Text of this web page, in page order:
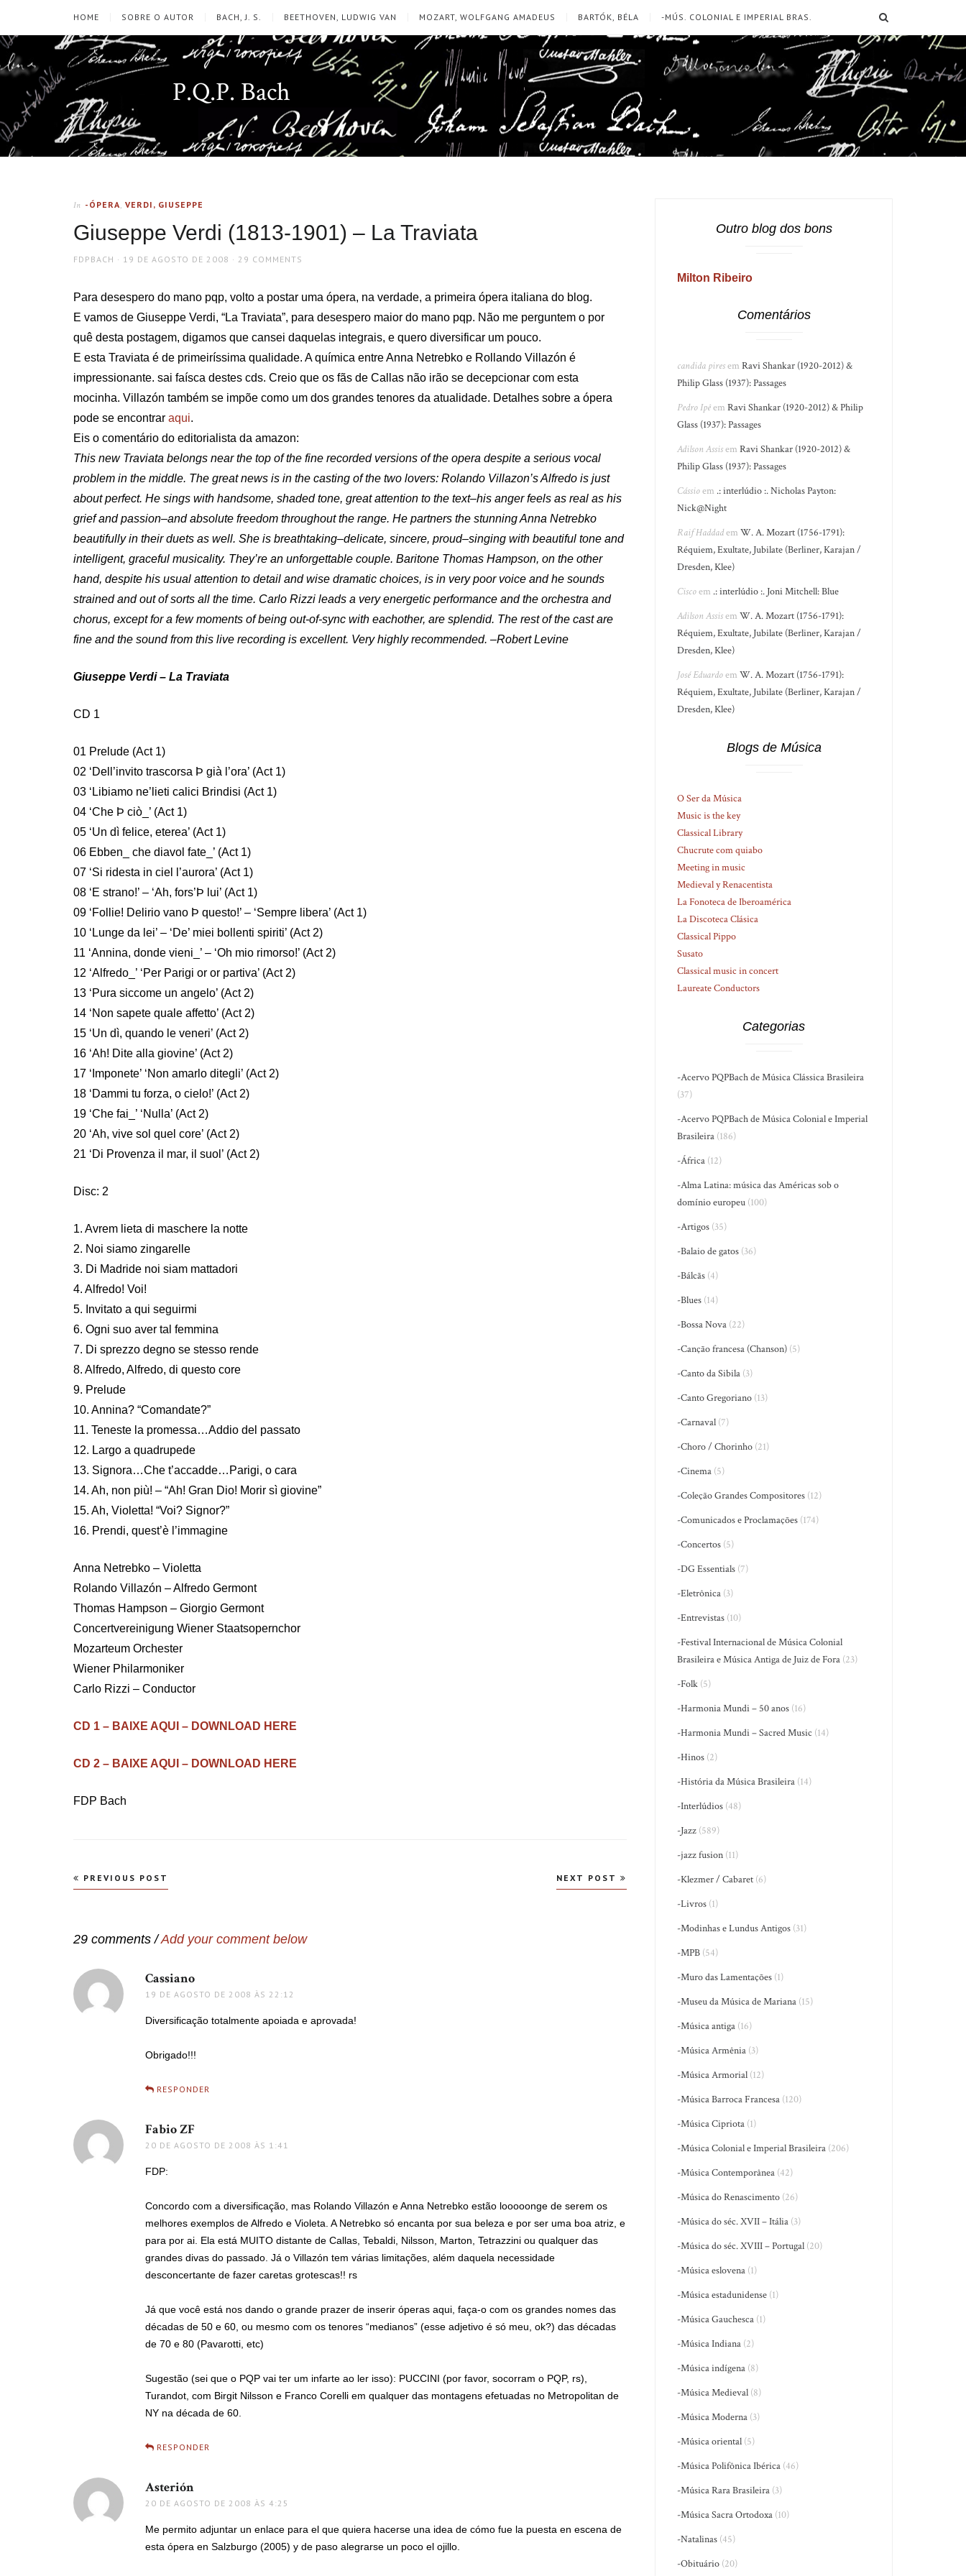
HOME SOBRE O AUTOR BACH, J. S. BEETHOVEN, LUDWIG VAN MOZART, WOLFGANG AMADEUS BARTÓK, BÉLA -MÚS. COLONIAL E IMPERIAL BRAS.
P.Q.P. Bach
In -ÓPERA, VERDI, GIUSEPPE
Giuseppe Verdi (1813-1901) – La Traviata
AUTHOR
FDPBACH
POSTED
19 DE AGOSTO DE 2008 29 COMMENTS
Para desespero do mano pqp, volto a postar uma ópera, na verdade, a primeira ópera italiana do blog.
E vamos de Giuseppe Verdi, “La Traviata”, para desespero maior do mano pqp. Não me perguntem o por
quê desta postagem, digamos que cansei daquelas integrais, e quero diversificar um pouco.
E esta Traviata é de primeiríssima qualidade. A química entre Anna Netrebko e Rollando Villazón é
impressionante. sai faísca destes cds. Creio que os fãs de Callas não irão se decepcionar com esta
mocinha. Villazón também se impõe como um dos grandes tenores da atualidade. Detalhes sobre a ópera
pode se encontrar aqui.
Eis o comentário do editorialista da amazon:
This new Traviata belongs near the top of the fine recorded versions of the opera despite a serious vocal
problem in the middle. The great news is in the casting of the two lovers: Rolando Villazon’s Alfredo is just
about perfect. He sings with handsome, shaded tone, great attention to the text–his anger feels as real as his
grief and passion–and absolute freedom throughout the range. He partners the stunning Anna Netrebko
beautifully in their duets as well. She is breathtaking–delicate, sincere, proud–singing with beautiful tone and
intelligent, graceful musicality. They’re an unforgettable couple. Baritone Thomas Hampson, on the other
hand, despite his usual attention to detail and wise dramatic choices, is in very poor voice and he sounds
strained and out of sorts all the time. Carlo Rizzi leads a very energetic performance and the orchestra and
chorus, except for a few moments of being out-of-sync with eachother, are splendid. The rest of the cast are
fine and the sound from this live recording is excellent. Very highly recommended. –Robert Levine
Giuseppe Verdi – La Traviata
CD 1
01 Prelude (Act 1)
02 ‘Dell’invito trascorsa Þ già l’ora’ (Act 1)
03 ‘Libiamo ne’lieti calici Brindisi (Act 1)
04 ‘Che Þ ciò_’ (Act 1)
05 ‘Un dì felice, eterea’ (Act 1)
06 Ebben_ che diavol fate_’ (Act 1)
07 ‘Si ridesta in ciel l’aurora’ (Act 1)
08 ‘E strano!’ – ‘Ah, fors’Þ lui’ (Act 1)
09 ‘Follie! Delirio vano Þ questo!’ – ‘Sempre libera’ (Act 1)
10 ‘Lunge da lei’ – ‘De’ miei bollenti spiriti’ (Act 2)
11 ‘Annina, donde vieni_’ – ‘Oh mio rimorso!’ (Act 2)
12 ‘Alfredo_’ ‘Per Parigi or or partiva’ (Act 2)
13 ‘Pura siccome un angelo’ (Act 2)
14 ‘Non sapete quale affetto’ (Act 2)
15 ‘Un dì, quando le veneri’ (Act 2)
16 ‘Ah! Dite alla giovine’ (Act 2)
17 ‘Imponete’ ‘Non amarlo ditegli’ (Act 2)
18 ‘Dammi tu forza, o cielo!’ (Act 2)
19 ‘Che fai_’ ‘Nulla’ (Act 2)
20 ‘Ah, vive sol quel core’ (Act 2)
21 ‘Di Provenza il mar, il suol’ (Act 2)
Disc: 2
1. Avrem lieta di maschere la notte
2. Noi siamo zingarelle
3. Di Madride noi siam mattadori
4. Alfredo! Voi!
5. Invitato a qui seguirmi
6. Ogni suo aver tal femmina
7. Di sprezzo degno se stesso rende
8. Alfredo, Alfredo, di questo core
9. Prelude
10. Annina? “Comandate?”
11. Teneste la promessa…Addio del passato
12. Largo a quadrupede
13. Signora…Che t’accadde…Parigi, o cara
14. Ah, non più! – “Ah! Gran Dio! Morir sì giovine”
15. Ah, Violetta! “Voi? Signor?”
16. Prendi, quest’è l’immagine
Anna Netrebko – Violetta
Rolando Villazón – Alfredo Germont
Thomas Hampson – Giorgio Germont
Concertvereinigung Wiener Staatsopernchor
Mozarteum Orchester
Wiener Philarmoniker
Carlo Rizzi – Conductor
CD 1 – BAIXE AQUI – DOWNLOAD HERE
CD 2 – BAIXE AQUI – DOWNLOAD HERE
FDP Bach
Navegação
PREVIOUS POST NEXT POST
29 comments /Add your comment below
Cassiano
19 DE AGOSTO DE 2008 ÀS 22:12
Diversificação totalmente apoiada e aprovada!
Obrigado!!!
RESPONDER
Fabio ZF
20 DE AGOSTO DE 2008 ÀS 1:41
FDP:
Concordo com a diversificação, mas Rolando Villazón e Anna Netrebko estão looooonge de serem os
melhores exemplos de Alfredo e Violeta. A Netrebko só encanta por sua beleza e por ser uma boa atriz, e
para por ai. Ela está MUITO distante de Callas, Tebaldi, Nilsson, Marton, Tetrazzini ou qualquer das
grandes divas do passado. Já o Villazón tem várias limitações, além daquela necessidade
desconcertante de fazer caretas grotescas!! rs
Já que você está nos dando o grande prazer de inserir óperas aqui, faça-o com os grandes nomes das
décadas de 50 e 60, ou mesmo com os tenores “medianos” (esse adjetivo é só meu, ok?) das décadas
de 70 e 80 (Pavarotti, etc)
Sugestão (sei que o PQP vai ter um infarte ao ler isso): PUCCINI (por favor, socorram o PQP, rs),
Turandot, com Birgit Nilsson e Franco Corelli em qualquer das montagens efetuadas no Metropolitan de
NY na década de 60.
RESPONDER
Asterión
20 DE AGOSTO DE 2008 ÀS 4:25
Me permito adjuntar un enlace para el que quiera hacerse una idea de cómo fue la puesta en escena de
esta ópera en Salzburgo (2005) y de paso alegrarse un poco el ojillo.
Outro blog dos bons
Milton Ribeiro
Comentários
candida piresemRavi Shankar (1920-2012) &
Philip Glass (1937): Passages
Pedro IpêemRavi Shankar (1920-2012) & Philip
Glass (1937): Passages
Adilson AssisemRavi Shankar (1920-2012) &
Philip Glass (1937): Passages
Cássioem .: interlúdio :. Nicholas Payton:
Nick@Night
Raif HaddademW. A. Mozart (1756-1791):
Réquiem, Exultate, Jubilate (Berliner, Karajan /
Dresden, Klee)
Ciscoem .: interlúdio :. Joni Mitchell: Blue
Adilson AssisemW. A. Mozart (1756-1791):
Réquiem, Exultate, Jubilate (Berliner, Karajan /
Dresden, Klee)
José EduardoemW. A. Mozart (1756-1791):
Réquiem, Exultate, Jubilate (Berliner, Karajan /
Dresden, Klee)
Blogs de Música
O Ser da Música
Music is the key
Classical Library
Chucrute com quiabo
Meeting in music
Medieval y Renacentista
La Fonoteca de Iberoamérica
La Discoteca Clásica
Classical Pippo
Susato
Classical music in concert
Laureate Conductors
Categorias
-Acervo PQPBach de Música Clássica Brasileira
(37)
-Acervo PQPBach de Música Colonial e Imperial
Brasileira (186)
-África (12)
-Alma Latina: música das Américas sob o
domínio europeu (100)
-Artigos (35)
-Balaio de gatos (36)
-Bálcãs (4)
-Blues (14)
-Bossa Nova (22)
-Canção francesa (Chanson) (5)
-Canto da Sibila (3)
-Canto Gregoriano (13)
-Carnaval (7)
-Choro / Chorinho (21)
-Cinema (5)
-Coleção Grandes Compositores (12)
-Comunicados e Proclamações (174)
-Concertos (5)
-DG Essentials (7)
-Eletrônica (3)
-Entrevistas (10)
-Festival Internacional de Música Colonial
Brasileira e Música Antiga de Juiz de Fora (23)
-Folk (5)
-Harmonia Mundi – 50 anos (16)
-Harmonia Mundi – Sacred Music (14)
-Hinos (2)
-História da Música Brasileira (14)
-Interlúdios (48)
-Jazz (589)
-jazz fusion (11)
-Klezmer / Cabaret (6)
-Livros (1)
-Modinhas e Lundus Antigos (31)
-MPB (54)
-Muro das Lamentações (1)
-Museu da Música de Mariana (15)
-Música antiga (16)
-Música Armênia (3)
-Música Armorial (12)
-Música Barroca Francesa (120)
-Música Cipriota (1)
-Música Colonial e Imperial Brasileira (206)
-Música Contemporânea (42)
-Música do Renascimento (26)
-Música do séc. XVII – Itália (3)
-Música do séc. XVIII – Portugal (20)
-Música eslovena (1)
-Música estadunidense (1)
-Música Gauchesca (1)
-Música Indiana (2)
-Música indígena (8)
-Música Medieval (8)
-Música Moderna (3)
-Música oriental (5)
-Música Polifônica Ibérica (46)
-Música Rara Brasileira (3)
-Música Sacra Ortodoxa (10)
-Natalinas (45)
-Obituário (20)